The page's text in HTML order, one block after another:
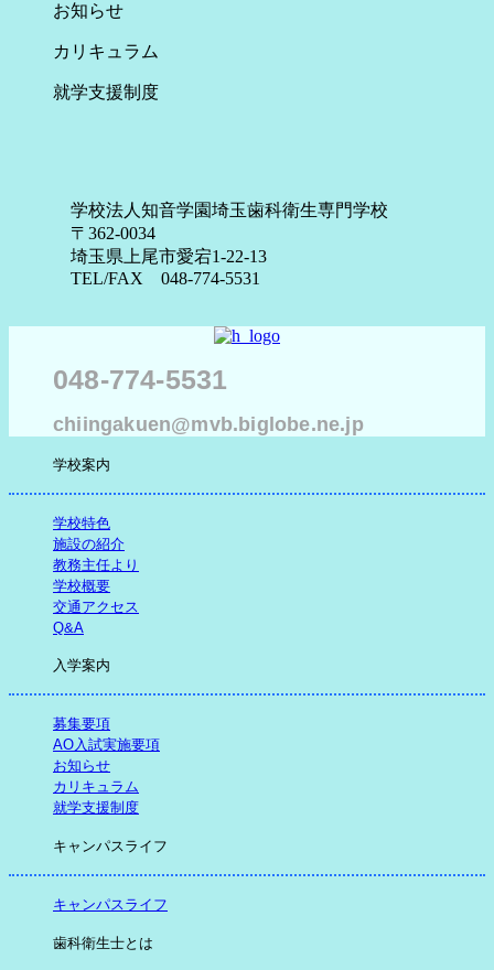
お知らせ
カリキュラム
就学支援制度
学校法人知音学園埼玉歯科衛生専門学校
〒362-0034
埼玉県上尾市愛宕1-22-13
TEL/FAX 048-774-5531
048-774-5531
chiingakuen@mvb.biglobe.ne.jp
学校案内
学校特色
施設の紹介
教務主任より
学校概要
交通アクセス
Q&A
入学案内
募集要項
AO入試実施要項
お知らせ
カリキュラム
就学支援制度
キャンパスライフ
キャンパスライフ
歯科衛生士とは